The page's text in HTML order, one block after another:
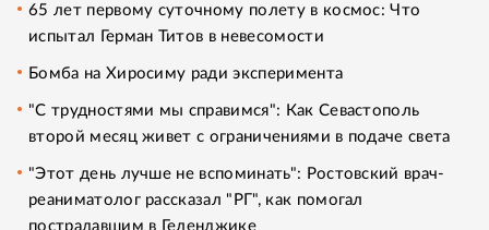
65 лет первому суточному полету в космос: Что
испытал Герман Титов в невесомости
Бомба на Хиросиму ради эксперимента
"С трудностями мы справимся": Как Севастополь
второй месяц живет с ограничениями в подаче света
"Этот день лучше не вспоминать": Ростовский врач-
реаниматолог рассказал "РГ", как помогал
пострадавшим в Геленджике